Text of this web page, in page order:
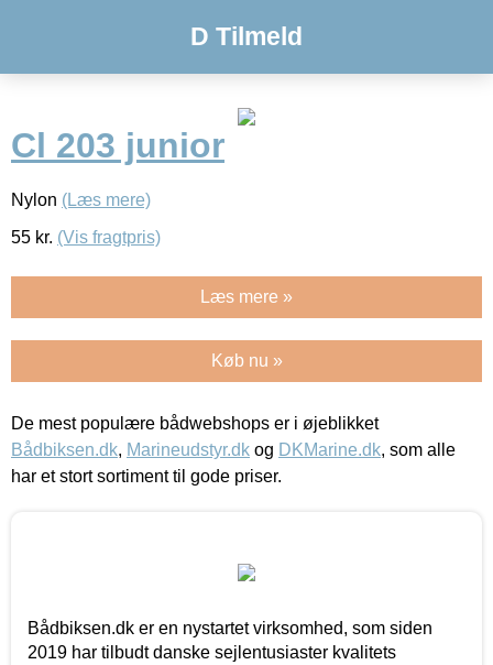
D Tilmeld
Cl 203 junior
Nylon (Læs mere)
55 kr. (Vis fragtpris)
Læs mere »
Køb nu »
De mest populære bådwebshops er i øjeblikket
Bådbiksen.dk, Marineudstyr.dk og DKMarine.dk, som alle
har et stort sortiment til gode priser.
Bådbiksen.dk er en nystartet virksomhed, som siden
2019 har tilbudt danske sejlentusiaster kvalitets